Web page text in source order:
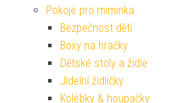
Pokoje pro miminka
Bezpečnost dětí
Boxy na hračky
Dětské stoly a židle
Jídelní židličky
Kolébky & houpačky